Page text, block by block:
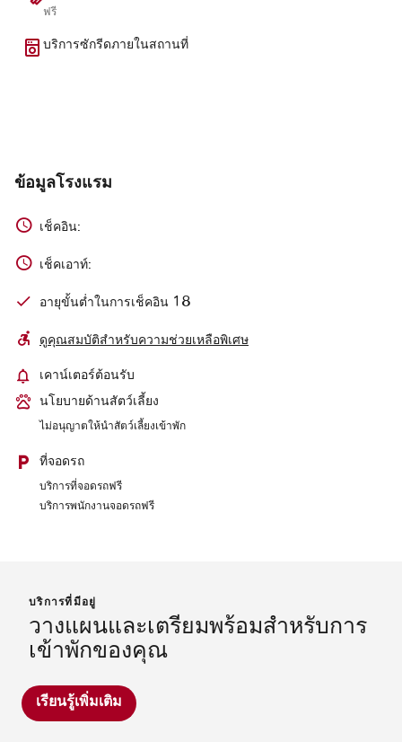
ฟรี
บริการซักรีดภายในสถานที่
ข้อมูลโรงแรม
เช็คอิน:
เช็คเอาท์:
อายุขั้นต่ำในการเช็คอิน 18
ดูคุณสมบัติสำหรับความช่วยเหลือพิเศษ
เคาน์เตอร์ต้อนรับ
นโยบายด้านสัตว์เลี้ยง
ไม่อนุญาตให้นำสัตว์เลี้ยงเข้าพัก
ที่จอดรถ
บริการที่จอดรถฟรี
บริการพนักงานจอดรถฟรี
บริการที่มีอยู่
วางแผนและเตรียมพร้อมสำหรับการ
เข้าพักของคุณ
เรียนรู้เพิ่มเติม